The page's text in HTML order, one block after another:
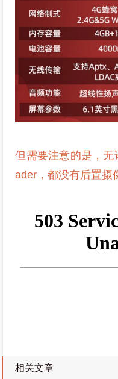
但需要注意的是，
ader，都没有后置摄
相关文章